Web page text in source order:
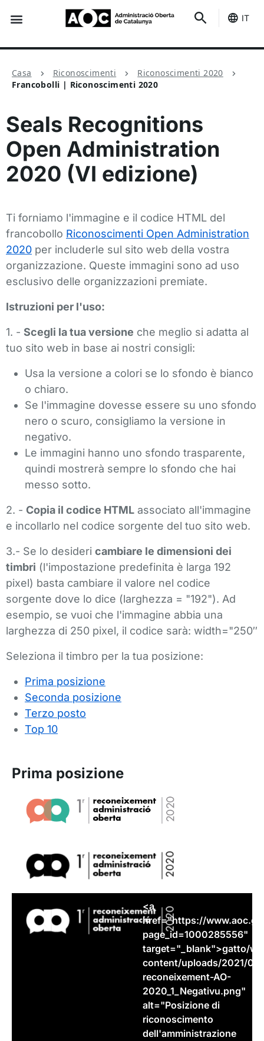
IT
Casa Riconoscimenti
Riconoscimenti 2020
Francobolli | Riconoscimenti 2020
Seals Recognitions
Open Administration
2020 (VI edizione)
Ti forniamo l'immagine e il codice HTML del
francobollo Riconoscimenti Open Administration
2020 per includerle sul sito web della vostra
organizzazione. Queste immagini sono ad uso
esclusivo delle organizzazioni premiate.
Istruzioni per l'uso:
1. - Scegli la tua versione che meglio si adatta al
tuo sito web in base ai nostri consigli:
Usa la versione a colori se lo sfondo è bianco
o chiaro.
Se l'immagine dovesse essere su uno sfondo
nero o scuro, consigliamo la versione in
negativo.
Le immagini hanno uno sfondo trasparente,
quindi mostrerà sempre lo sfondo che hai
messo sotto.
2. - Copia il codice HTML associato all'immagine
e incollarlo nel codice sorgente del tuo sito web.
3.- Se lo desideri cambiare le dimensioni dei
timbri (l'impostazione predefinita è larga 192
pixel) basta cambiare il valore nel codice
sorgente dove lo dice (larghezza = "192"). Ad
esempio, se vuoi che l'immagine abbia una
larghezza di 250 pixel, il codice sarà: width="250″
Seleziona il timbro per la tua posizione:
Prima posizione
Seconda posizione
Terzo posto
Top 10
Prima posizione
<a
href="https://www.aoc.
page_id=1000285556"
target="_blank">gatto/
content/uploads/2021/
reconeixement-AO-
2020_1_Negativu.png"
alt="Posizione di
riconoscimento
dell'amministrazione